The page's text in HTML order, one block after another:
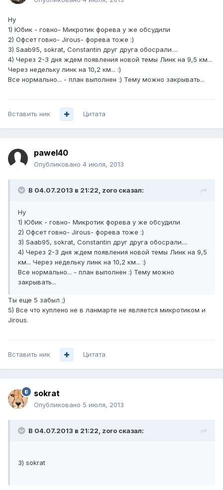
Ну
1) Юбик - говно- Микротик форева у же обсудили
2) Офсет говно- Jirous- форева тоже :)
3) Saab95, sokrat, Constantin друг друга обосрали....
4) Через 2-3 дня ждем появления новой темы Линк на 9,5 км...
Через недельку линк на 10,2 км... :)
Все нормально... - план выполнен :) Тему можно закрывать...
Вставить ник Цитата
pawel40
Опубликовано 4 июля, 2013
В 04.07.2013 в 21:22, zoro сказал:
Ну
1) Юбик - говно- Микротик форева у же обсудили
2) Офсет говно- Jirous- форева тоже :)
3) Saab95, sokrat, Constantin друг друга обосрали....
4) Через 2-3 дня ждем появления новой темы Линк на 9,5
км... Через недельку линк на 10,2 км... :)
Все нормально... - план выполнен :) Тему можно
закрывать...
Ты еще 5 забыл ;)
5) Все что куплено не в ланмарте не является микротиком и
Jirous.
Вставить ник Цитата
sokrat
Опубликовано 5 июля, 2013
В 04.07.2013 в 21:22, zoro сказал:
3) sokrat